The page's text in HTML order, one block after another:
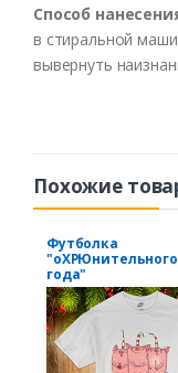
Способ
в стиральной
вывернуть
Похожие
Футболка
года"